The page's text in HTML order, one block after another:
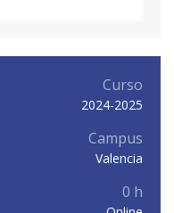
Curso
2024-2025
Campus
Valencia
0 h